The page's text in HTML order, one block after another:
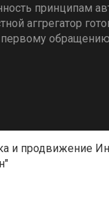
принципам
аггрегатор
и продвижение